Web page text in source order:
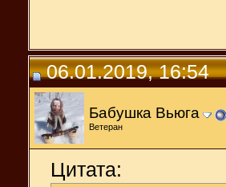
06.01.2019, 16:54
Бабушка Вьюга
Ветеран
Цитата: